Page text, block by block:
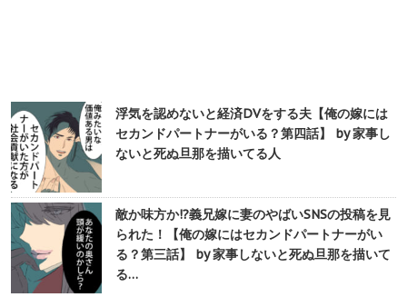
浮気を認めないと経済DVをする夫【俺の嫁には
セカンドパートナーがいる？第四話】 by 家事し
ないと死ぬ旦那を描いてる人
敵か味方か!?義兄嫁に妻のやばいSNSの投稿を見
られた！【俺の嫁にはセカンドパートナーがい
る？第三話】 by 家事しないと死ぬ旦那を描いて
る…